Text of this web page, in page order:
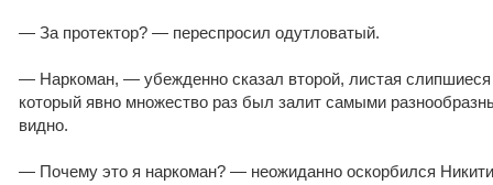
— За протектор? — переспросил одутловатый.
— Наркоман, — убежденно сказал второй, листая слипшиеся
который явно множество раз был залит самыми
видно.
— Почему это я наркоман? — неожиданно оскорбился